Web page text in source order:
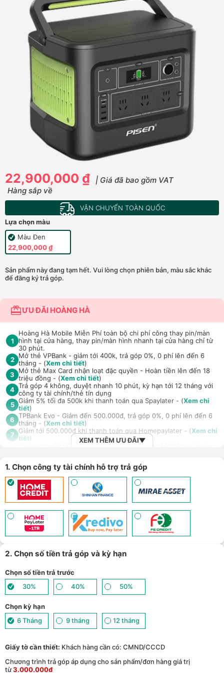
22,900,000 ₫
| Giá đã bao gồm VAT
Hàng sắp về
VẬN CHUYỂN TOÀN QUỐC
Lựa chọn màu
Màu Đen
22,900,000 ₫
Sản phẩm này đang tạm hết. Vui lòng chọn phiên bản, màu sắc khác
để đăng ký trả góp.
ƯU ĐÃI HOÀNG HÀ
1
Hoàng Hà Mobile Miễn Phí toàn bộ chi phí công thay pin/màn
hình tại cửa hàng, thay pin/màn hình nhanh tại cửa hàng chỉ từ
30 phút.
2 Mở thẻ VPBank - giảm tới 400k, trả góp 0%, 0 phí lên đến 6
tháng - (Xem chi tiết)
3
Mở thẻ Max Card nhận loạt đặc quyền - Hoàn tiền lên đến 18
triệu đồng - (Xem chi tiết)
4 Trả góp 4 không, duyệt nhanh 10 phút, kỳ hạn tới 12 tháng với
công ty tài chính/thẻ tín dụng
5 Giảm 5% tối đa 500k khi thanh toán qua Spaylater - (Xem chi
tiết)
6 TPBank Evo - Giảm đến 500.000đ, trả góp 0%, 0 phí lên đến 6
tháng - (Xem chi tiết)
7
Giảm tới 500.000đ khi thanh toán qua Homepaylater - (Xem chi
tiết)
Giảm ngay 50.000đ khi mua gói cước di động Mobifone, Vnsky
9 Nhận báo giá tốt nhất cho khách hàng doanh nghiệp B2B khi
mua số lượng lớn - (Xem chi tiết)
XEM THÊM ƯU ĐÃI
1. Chọn công ty tài chính hỗ trợ trả góp
2. Chọn số tiền trả góp và kỳ hạn
Chọn số tiền trả trước
30%
40% 50%
Chọn kỳ hạn
6 Tháng
9 tháng 12 tháng
Giấy tờ cần thiết: Khách hàng cần có: CMND/CCCD
Chương trình trả góp áp dụng cho sản phẩm/đơn hàng giá trị
từ3.000.000đ